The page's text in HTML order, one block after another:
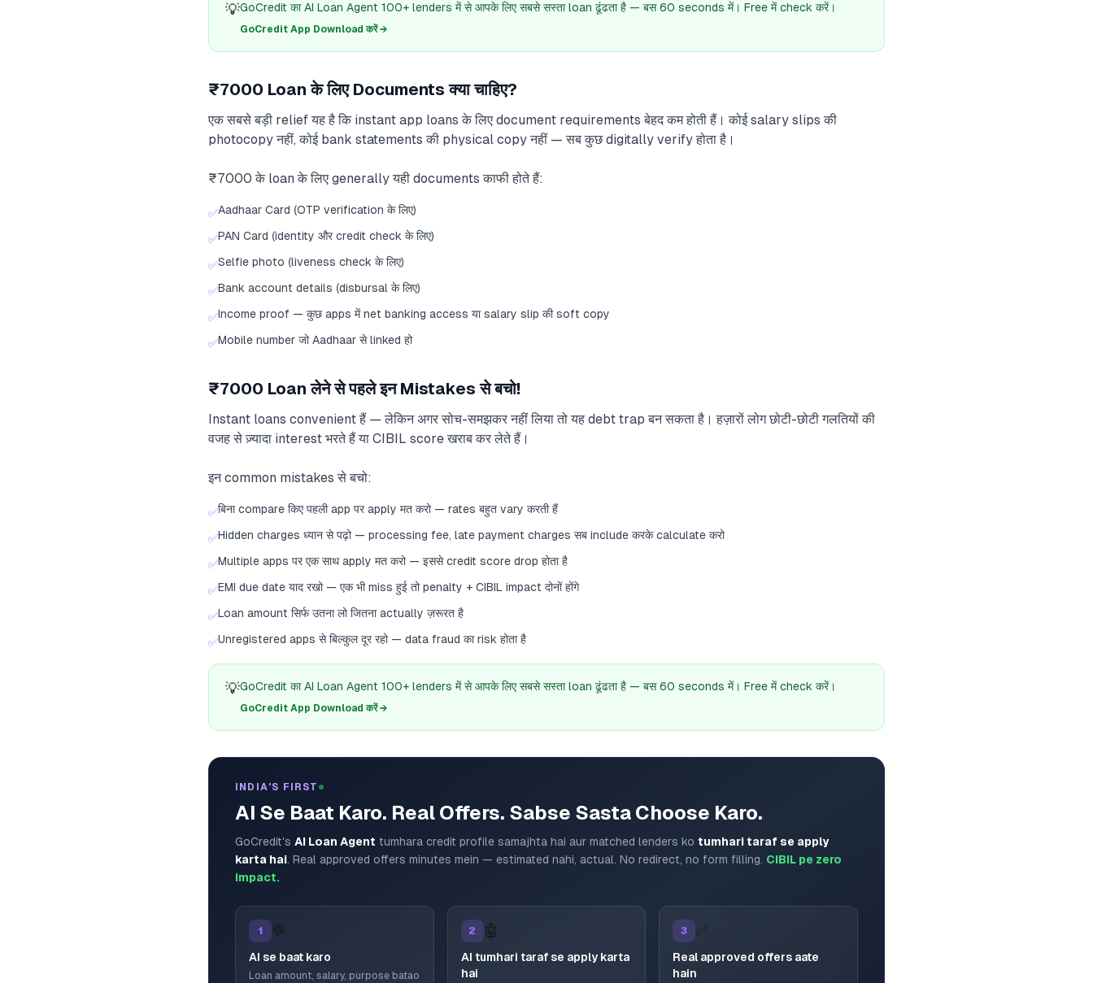
💡GoCredit का AI Loan Agent 100+ lenders में से आपके लिए सबसे सस्ता loan ढूंढता है — बस 60 seconds में। Free में check करें।
GoCredit App Download करें →
₹7000 Loan के लिए Documents क्या चाहिए?
एक सबसे बड़ी relief यह है कि instant app loans के लिए document requirements बेहद कम होती हैं। कोई salary slips की
photocopy नहीं, कोई bank statements की physical copy नहीं — सब कुछ digitally verify होता है।
₹7000 के loan के लिए generally यही documents काफी होते हैं:
✅Aadhaar Card (OTP verification के लिए)
✅PAN Card (identity और credit check के लिए)
✅Selfie photo (liveness check के लिए)
✅Bank account details (disbursal के लिए)
✅Income proof — कुछ apps में net banking access या salary slip की soft copy
✅Mobile number जो Aadhaar से linked हो
₹7000 Loan लेने से पहले इन Mistakes से बचो!
Instant loans convenient हैं — लेकिन अगर सोच-समझकर नहीं लिया तो यह debt trap बन सकता है। हज़ारों लोग छोटी-छोटी गलतियों की
वजह से ज़्यादा interest भरते हैं या CIBIL score खराब कर लेते हैं।
इन common mistakes से बचो:
✅बिना compare किए पहली app पर apply मत करो — rates बहुत vary करती हैं
✅Hidden charges ध्यान से पढ़ो — processing fee, late payment charges सब include करके calculate करो
✅Multiple apps पर एक साथ apply मत करो — इससे credit score drop होता है
✅EMI due date याद रखो — एक भी miss हुई तो penalty + CIBIL impact दोनों होंगे
✅Loan amount सिर्फ उतना लो जितना actually ज़रूरत है
✅Unregistered apps से बिल्कुल दूर रहो — data fraud का risk होता है
💡GoCredit का AI Loan Agent 100+ lenders में से आपके लिए सबसे सस्ता loan ढूंढता है — बस 60 seconds में। Free में check करें।
GoCredit App Download करें →
INDIA'S FIRST
AI Se Baat Karo. Real Offers. Sabse Sasta Choose Karo.
GoCredit's AI Loan Agent tumhara credit profile samajhta hai aur matched lenders ko tumhari taraf se apply
karta hai. Real approved offers minutes mein — estimated nahi, actual. No redirect, no form filling. CIBIL pe zero
impact.
1 💬
AI se baat karo
Loan amount, salary, purpose batao
2 🤖
AI tumhari taraf se apply karta
hai
3 ✅
Real approved offers aate
hain